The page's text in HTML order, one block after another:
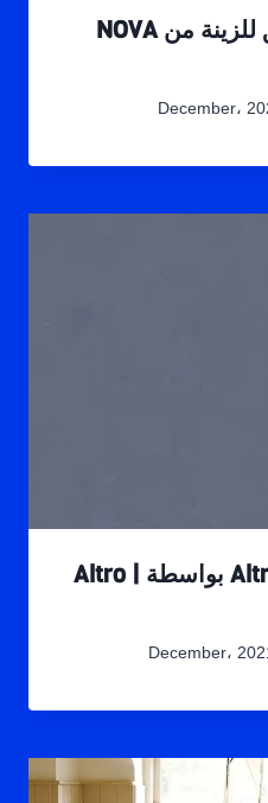
ZARLEY مصباح معلق للزينة من NOVA
Altro Operetta ™ Pulse بواسطة Altro |